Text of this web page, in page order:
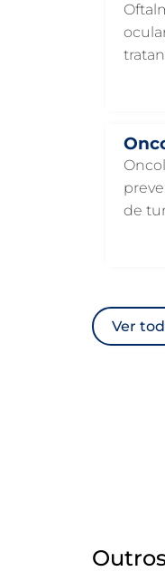
de
Ver